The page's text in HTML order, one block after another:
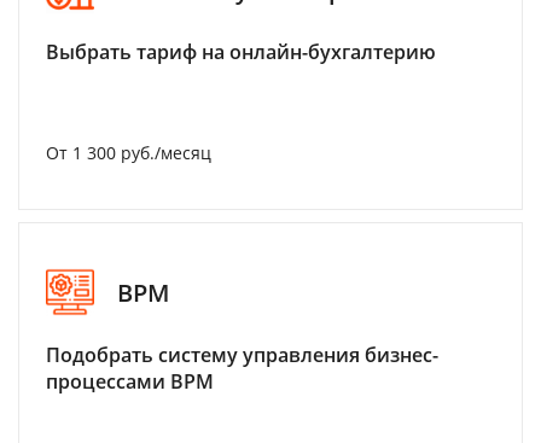
Выбрать тариф на онлайн-бухгалтерию
От 1 300 руб./месяц
BPM
Подобрать систему управления бизнес-
процессами BPM